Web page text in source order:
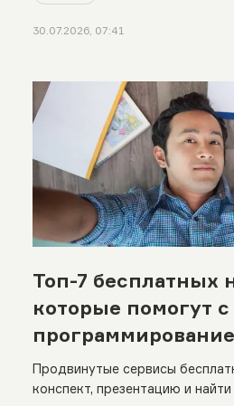
30.07.2026, 07:41
Топ-7 бесплатных
которые помогут с
Продвинутые сервисы
конспект, презентацию и